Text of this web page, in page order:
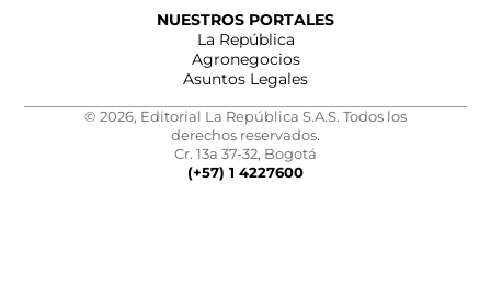
NUESTROS PORTALES
La República
Agronegocios
Asuntos Legales
© 2026, Editorial La República S.A.S. Todos los
derechos reservados.
Cr. 13a 37-32, Bogotá
(+57) 1 4227600